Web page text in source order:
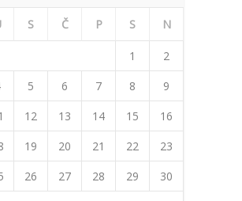
S Č P S N
1
2
5 6 7 8
9
12 13 14 15
16
19 20 21 22
23
26 27 28 29
30